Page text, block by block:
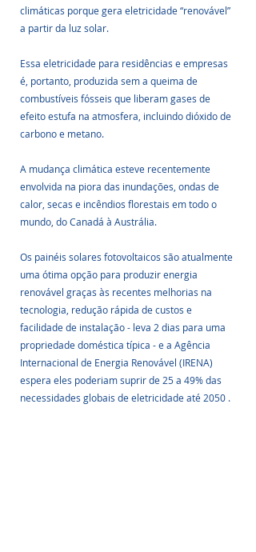
climáticas porque gera eletricidade “renovável”
a partir da luz solar.
Essa eletricidade para residências e empresas
é, portanto, produzida sem a queima de
combustíveis fósseis que liberam gases de
efeito estufa na atmosfera, incluindo dióxido de
carbono e metano.
A mudança climática esteve recentemente
envolvida na piora das inundações, ondas de
calor, secas e incêndios florestais em todo o
mundo, do Canadá à Austrália.
Os painéis solares fotovoltaicos são atualmente
uma ótima opção para produzir energia
renovável graças às recentes melhorias na
tecnologia, redução rápida de custos e
facilidade de instalação - leva 2 dias para uma
propriedade doméstica típica - e a Agência
Internacional de Energia Renovável (IRENA)
espera eles poderiam suprir de 25 a 49% das
necessidades globais de eletricidade até 2050 .